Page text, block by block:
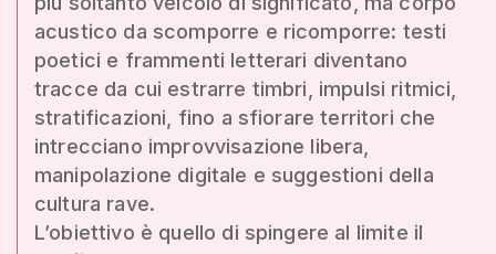
acustico da scomporre e ricomporre: testi
poetici e frammenti letterari diventano
tracce da cui estrarre timbri, impulsi ritmici,
stratificazioni, fino a sfiorare territori che
intrecciano improvvisazione libera,
manipolazione digitale e suggestioni della
cultura rave.
L’obiettivo è quello di spingere al limite il